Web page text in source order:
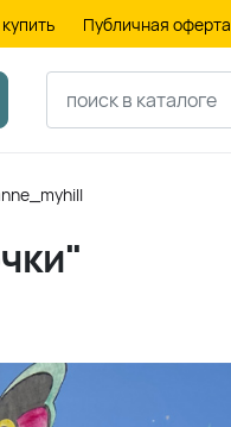
Публичная оферта